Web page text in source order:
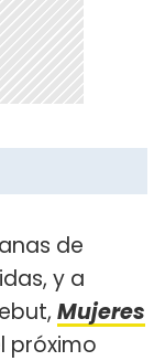
de
y a
Mujeres
próximo